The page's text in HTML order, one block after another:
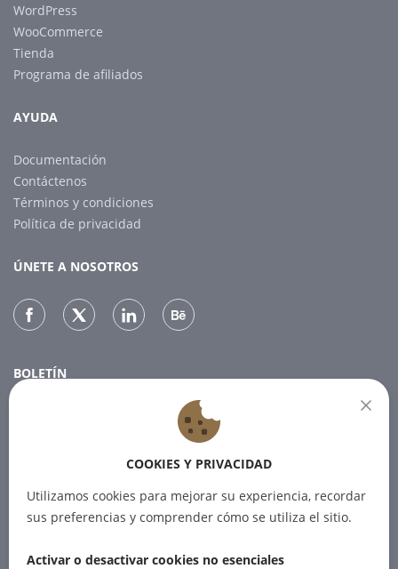
WordPress
WooCommerce
Tienda
Programa de afiliados
AYUDA
Documentación
Contáctenos
Términos y condiciones
Política de privacidad
ÚNETE A NOSOTROS
BOLETÍN
Suscríbase a nuestro boletín para recibir las últimas noticias.
SUSCRIBIR
© 2012-2026 PINPOINT.WORLD Las marcas
COOKIES Y PRIVACIDAD
Utilizamos cookies para mejorar su experiencia, recordar
sus preferencias y comprender cómo se utiliza el sitio.
Activar o desactivar cookies no esenciales